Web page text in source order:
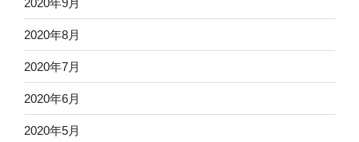
2020年8月
2020年7月
2020年6月
2020年5月